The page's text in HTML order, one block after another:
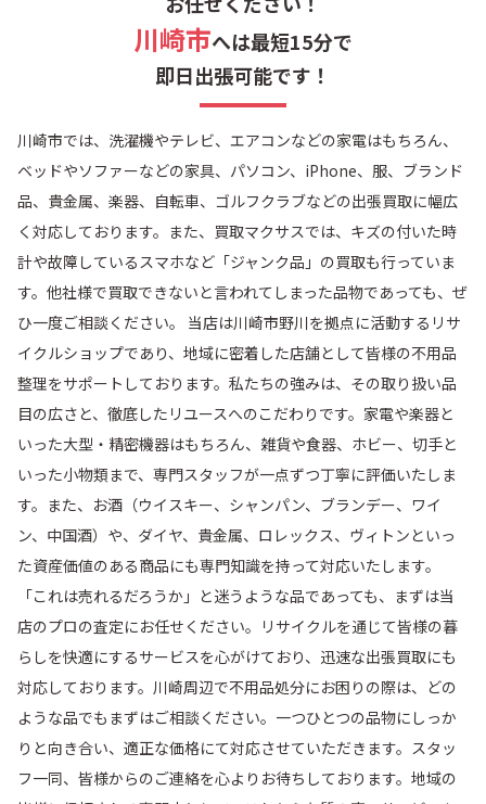
川崎市へは最短15分で
即日出張可能です！
川崎市では、洗濯機やテレビ、エアコンなどの家電はもちろん、
ベッドやソファーなどの家具、パソコン、iPhone、服、ブランド
品、貴金属、楽器、自転車、ゴルフクラブなどの出張買取に幅広
く対応しております。また、買取マクサスでは、キズの付いた時
計や故障しているスマホなど「ジャンク品」の買取も行っていま
す。他社様で買取できないと言われてしまった品物であっても、ぜ
ひ一度ご相談ください。 当店は川崎市野川を拠点に活動するリサ
イクルショップであり、地域に密着した店舗として皆様の不用品
整理をサポートしております。私たちの強みは、その取り扱い品
目の広さと、徹底したリユースへのこだわりです。家電や楽器と
いった大型・精密機器はもちろん、雑貨や食器、ホビー、切手と
いった小物類まで、専門スタッフが一点ずつ丁寧に評価いたしま
す。また、お酒（ウイスキー、シャンパン、ブランデー、ワイ
ン、中国酒）や、ダイヤ、貴金属、ロレックス、ヴィトンといっ
た資産価値のある商品にも専門知識を持って対応いたします。
「これは売れるだろうか」と迷うような品であっても、まずは当
店のプロの査定にお任せください。リサイクルを通じて皆様の暮
らしを快適にするサービスを心がけており、迅速な出張買取にも
対応しております。川崎周辺で不用品処分にお困りの際は、どの
ような品でもまずはご相談ください。一つひとつの品物にしっか
りと向き合い、適正な価格にて対応させていただきます。スタッ
フ一同、皆様からのご連絡を心よりお待ちしております。地域の